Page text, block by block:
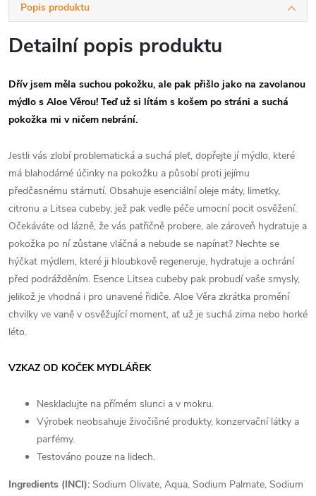
Popis produktu
Detailní popis produktu
Dřív jsem měla suchou pokožku, ale pak přišlo jako na zavolanou
mýdlo s Aloe Věrou! Teď už si lítám s košem po stráni a suchá
pokožka mi v ničem nebrání.
Jestli vás zlobí problematická a suchá pleť, dopřejte jí mýdlo, které
má blahodárné účinky na pokožku a působí proti jejímu
předčasnému stárnutí. Obsahuje esenciální oleje máty, limetky,
citronu a Litsea cubeby, jež pak vedle péče umocní pocit osvěžení.
Očekáváte od lázně, že vás patřičně probere, ale zároveň hydratuje a
pokožka po ní zůstane vláčná a nebude se napínat? Nechte se
hýčkat mýdlem, které ji hloubkově regeneruje, hydratuje a ochrání
před podrážděním. Esence Litsea cubeby pak probudí vaše smysly,
jelikož je vhodná i pro unavené řidiče. Aloe Věra zkrátka promění
chvilky ve vaně v osvěžující moment, ať už je suchá zima nebo horké
léto.
VZKAZ OD KOČEK MYDLÁŘEK
Neskladujte na přímém slunci a v mokru.
Výrobek neobsahuje živočišné produkty, konzervační látky a
parfémy.
Testováno pouze na lidech.
Ingredients (INCI): Sodium Olivate, Aqua, Sodium Palmate, Sodium